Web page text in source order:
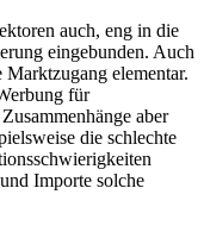
auch, eng in die
eingebunden. Auch
elementar.
für
aber
die schlechte
Importe solche